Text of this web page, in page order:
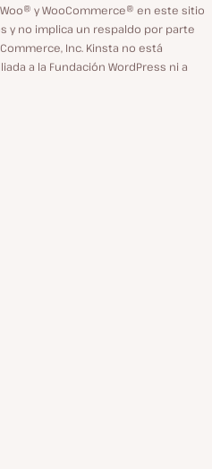
y WooCommerce® en este sitio
y no implica un respaldo por parte
Inc. Kinsta no está
a la Fundación WordPress ni a